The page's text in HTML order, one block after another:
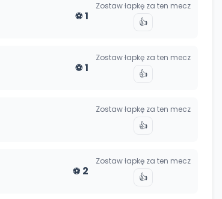
⚽ 1
Zostaw łapkę za ten mecz
👍
⚽ 1
Zostaw łapkę za ten mecz
👍
Zostaw łapkę za ten mecz
👍
⚽ 2
Zostaw łapkę za ten mecz
👍